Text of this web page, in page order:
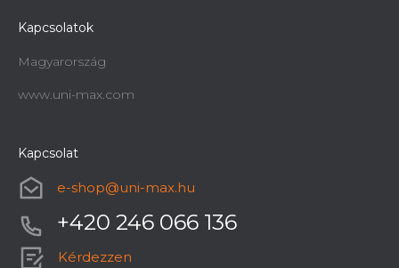
Kapcsolatok
Magyarország
www.uni-max.com
Kapcsolat
e-shop@uni-max.hu
+420 246 066 136
Kérdezzen